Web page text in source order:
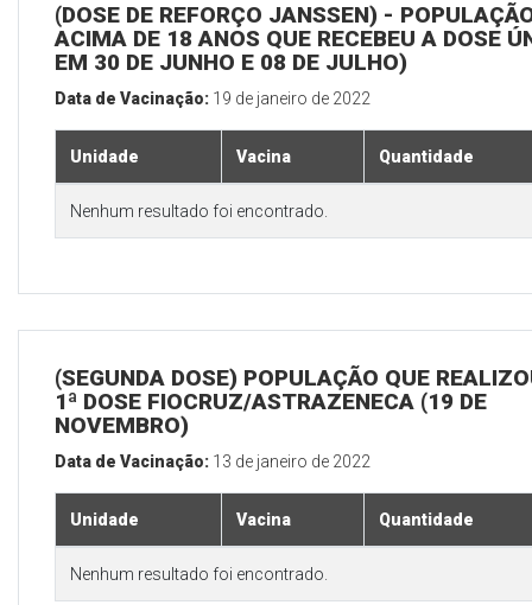
(DOSE DE REFORÇO JANSSEN) -
ACIMA DE 18 ANOS QUE RECEBEU A DOSE
EM 30 DE JUNHO E 08 DE JULHO)
Data de Vacinação: 19 de janeiro de 2022
Unidade Vacina Quantidade
Nenhum resultado foi encontrado.
(SEGUNDA DOSE) POPULAÇÃO QUE
1ª DOSE FIOCRUZ/ASTRAZENECA (19 DE
NOVEMBRO)
Data de Vacinação: 13 de janeiro de 2022
Unidade Vacina Quantidade
Nenhum resultado foi encontrado.